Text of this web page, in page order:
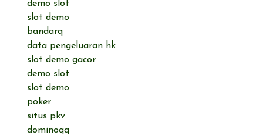
demo slot
slot demo
bandarq
data pengeluaran hk
slot demo gacor
demo slot
slot demo
poker
situs pkv
dominoqq